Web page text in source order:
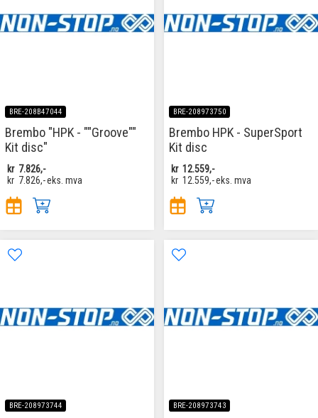
BRE-208B47044
Brembo "HPK - ""Groove""
Kit disc"
kr 7.826,-
kr 7.826,-eks. mva
BRE-208973750
Brembo HPK - SuperSport
Kit disc
kr 12.559,-
kr 12.559,-eks. mva
BRE-208973744 BRE-208973743